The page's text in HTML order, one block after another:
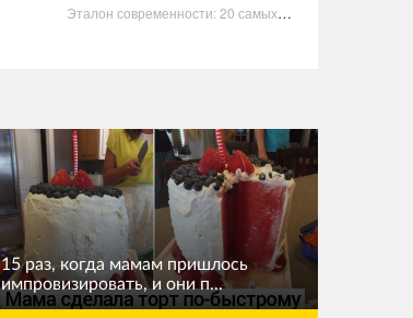
Эталон современности: 20 самых красивых и привлекательных актрис Голливуда, по мнению Google | Ультрамарин
15 раз, когда мамам пришлось
импровизировать, и они п...